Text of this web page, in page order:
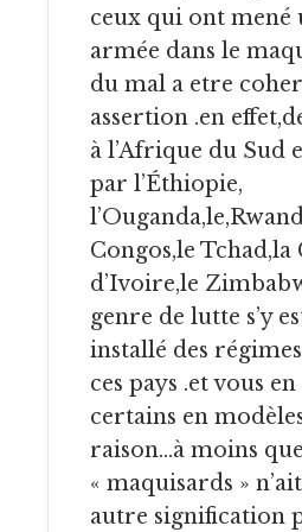
ceux qui ont mené
armée dans le
du mal a etre
assertion .en
à l’Afrique du Sud
par l’Éthiopie,
Congos,le Tchad,la
d’Ivoire,le
genre de lutte s’y
installé des
ces pays .et vous
certains en
raison…à moins que
« maquisards »
autre signification